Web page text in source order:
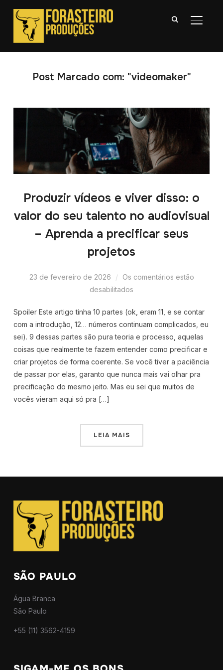
Post Marcado com: "videomaker"
Produzir vídeos e viver disso: o
valor do seu talento no audiovisual
– Aprenda a precificar seus
projetos
23 de fevereiro de 2026
Os comentários estão
desabilitados
Spoiler Este artigo tinha 10 partes (ok, eram 11, e se contar
com a introdução, 12… números continuam complicados, eu
sei). 9 dessas partes são pura teoria e processo, aquelas
coisas que realmente te fazem entender como precificar e
criar projetos de forma coerente. Se você tiver a paciência
de passar por elas, garanto que nunca mais vai olhar pra
precificação do mesmo jeito. Mas eu sei que muitos de
vocês vieram aqui só pra […]
LEIA MAIS
SÃO PAULO
Água Branca
São Paulo
+55 (11) 3562-4159